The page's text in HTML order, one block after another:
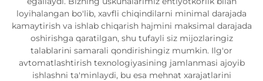
loyihalangan bo'lib, xavfli chiqindilarni minimal darajada
kamaytirish va ishlab chiqarish hajmini maksimal darajada
oshirishga qaratilgan, shu tufayli siz mijozlaringiz
talablarini samarali qondirishingiz mumkin. Ilg'or
avtomatlashtirish texnologiyasining jamlanmasi ajoyib
ishlashni ta'minlaydi, bu esa mehnat xarajatlarini